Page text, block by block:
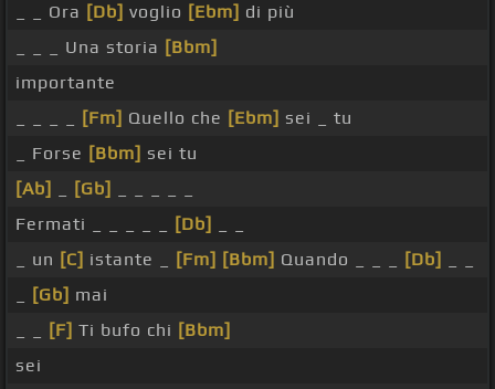
_ _ Ora [Db] voglio [Ebm] di più
_ _ _ Una storia [Bbm]
importante
[Fm] Quello che [Ebm] sei _ tu
_ Forse [Bbm] sei tu
[Ab]
[Gb]
Fermati _ _ _ _ _
[Db]
_ un [C] istante _ [Fm] [Bbm] Quando _ _ _ [Db]
[Gb] mai
[F] Ti bufo chi [Bbm]
sei